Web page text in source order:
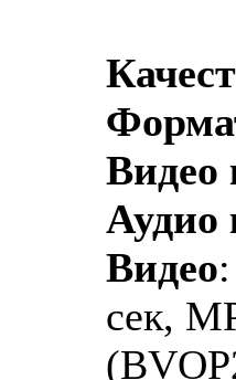
Видео
Аудио
Видео
сек,